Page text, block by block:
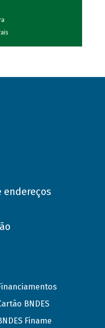
endereços
BNDES
Finame